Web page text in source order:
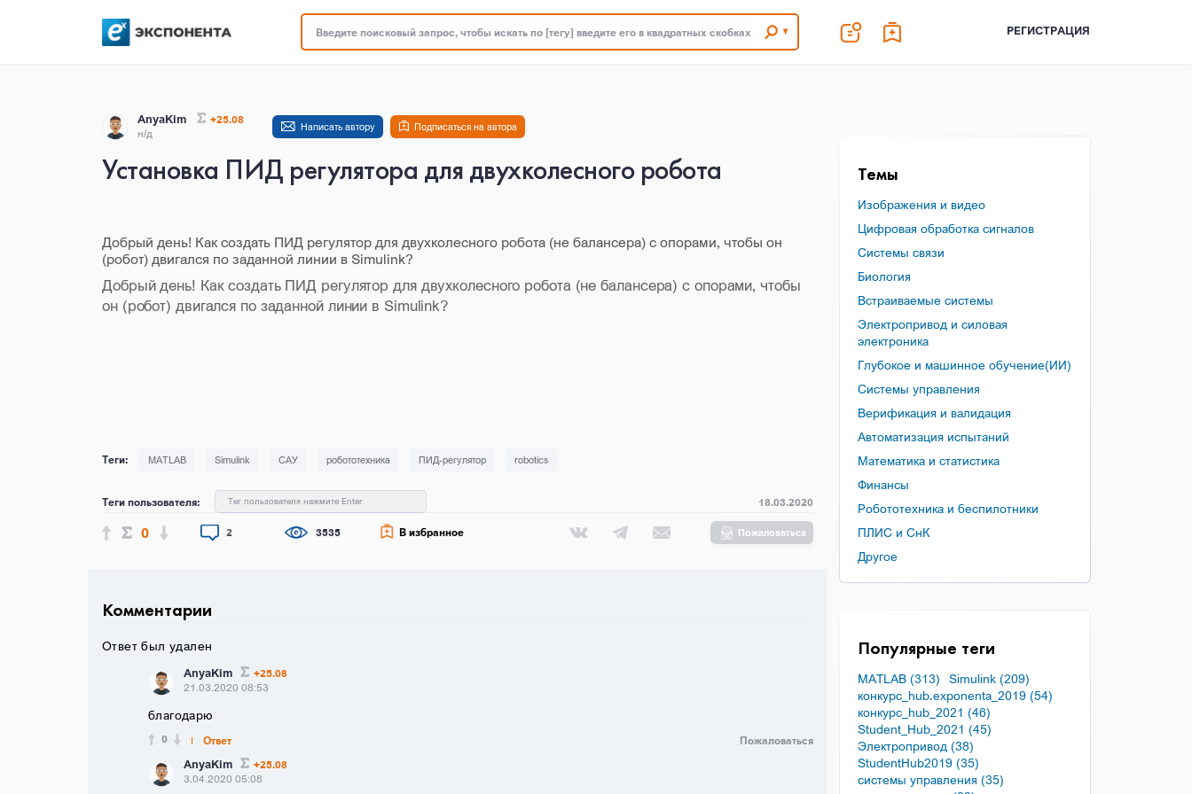
Введите поисковый запрос, чтобы искать по [тегу] введите его в квадратных скобках РЕГИСТРАЦИЯ
AnyaKim
+25.08
н/д
Написать автору Подписаться на автора
Установка ПИД регулятора для двухколесного робота
Добрый день! Как создать ПИД регулятор для двухколесного робота (не балансера) с опорами, чтобы он
(робот) двигался по заданной линии в Simulink?
Добрый день! Как создать ПИД регулятор для двухколесного робота (не балансера) с опорами, чтобы
он (робот) двигался по заданной линии в Simulink?
MATLAB Simulink САУ робототехника ПИД-регулятор robotics
Теги пользователя: Тег пользователя нажмите Enter 18.03.2020
0 2 3535 В избранное Пожаловаться
Комментарии
Ответ был удален
AnyaKim
+25.08
21.03.2020 08:53
благодарю
0 Ответ Пожаловаться
AnyaKim
+25.08
3.04.2020 05:08
Темы
Изображения и видео
Цифровая обработка сигналов
Системы связи
Биология
Встраиваемые системы
Электропривод и силовая
электроника
Глубокое и машинное обучение(ИИ)
Системы управления
Верификация и валидация
Автоматизация испытаний
Математика и статистика
Финансы
Робототехника и беспилотники
ПЛИС и СнК
Другое
Популярные теги
MATLAB (313)
Simulink (209)
конкурс_hub.exponenta_2019 (54)
конкурс_hub_2021 (46)
Student_Hub_2021 (45)
Электропривод (38)
StudentHub2019 (35)
системы управления (35)